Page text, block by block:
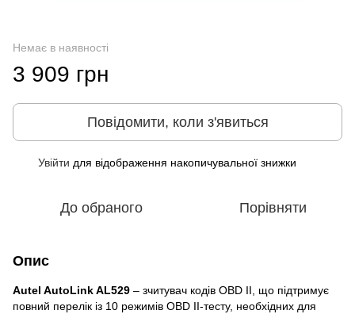
Немає в наявності
3 909 грн
Повідомити, коли з'явиться
Увійти для відображення накопичувальної знижки
До обраного Порівняти
Опис
Autel AutoLink AL529 – зчитувач кодів OBD II, що підтримує
повний перелік із 10 режимів OBD II-тесту, необхідних для